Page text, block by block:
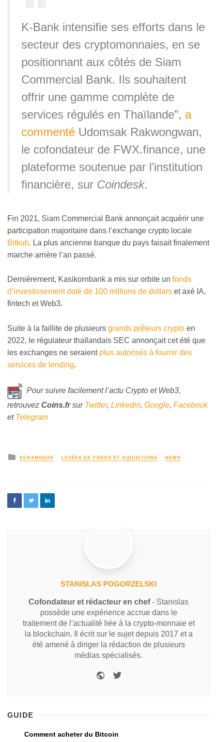
K-Bank intensifie ses efforts dans le
secteur des cryptomonnaies, en se
positionnant aux côtés de Siam
Commercial Bank. Ils souhaitent
offrir une gamme complète de
services régulés en Thaïlande”, a
commenté Udomsak Rakwongwan,
le cofondateur de FWX.finance, une
plateforme soutenue par l’institution
financière, sur Coindesk.
Fin 2021, Siam Commercial Bank annonçait acquérir une
participation majoritaire dans l’exchange crypto locale
Bitkub. La plus ancienne banque du pays faisait finalement
marche arrière l’an passé.
Dernièrement, Kasikornbank a mis sur orbite un fonds
d’investissement doté de 100 millions de dollars et axé IA,
fintech et Web3.
Suite à la faillite de plusieurs grands prêteurs crypto en
2022, le régulateur thaïlandais SEC annonçait cet été que
les exchanges ne seraient plus autorisés à fournir des
services de lending.
Pour suivre facilement l’actu Crypto et Web3,
retrouvez Coins.frsur Twitter, Linkedin, Google, Facebook
et Telegram
ECHANGEUR LEVÉES DE FONDS ET AQUISITIONS NEWS
STANISLAS POGORZELSKI
Cofondateur et rédacteur en chef- Stanislas
possède une expérience accrue dans le
traitement de l’actualité liée à la crypto-monnaie et
la blockchain. Il écrit sur le sujet depuis 2017 et a
été amené à diriger la rédaction de plusieurs
médias spécialisés.
GUIDE
Comment acheter du Bitcoin